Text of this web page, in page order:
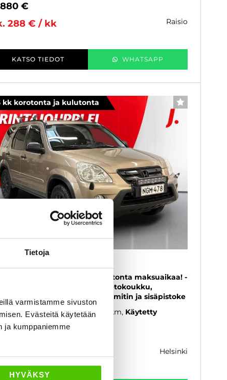
Tietoja
varmistamme sivuston
Evästeitä käytetään
ja kumppaniemme
HYVÄKSY
880 €
288 € / kk
raisio
KATSO TIEDOT WHATSAPP
kk korotonta ja kulutonta SUOSIKKI
4WD - 6 kk korotonta ja kulutonta maksuaikaa! -
Suomi-auto, Neliveto, Vetokoukku,
Lohkolämmitin ja sisäpistoke
, Manuaali, Bensiini, 348 700 km Käytetty
106 € / kk
helsinki